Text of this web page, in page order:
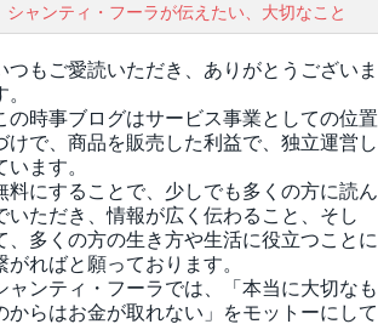
シャンティ・フーラが伝えたい、大切なこと
つもご愛読いただき、ありがとうございま
。
の時事ブログはサービス事業としての位置
けで、商品を販売した利益で、独立運営し
います。
料にすることで、少しでも多くの方に読ん
いただき、情報が広く伝わること、そし
、 多くの方の生き方や生活に役立つことに
がればと願っております。
ャンティ・フーラでは、「本当に大切なも
からはお金が取れない」をモットーにして